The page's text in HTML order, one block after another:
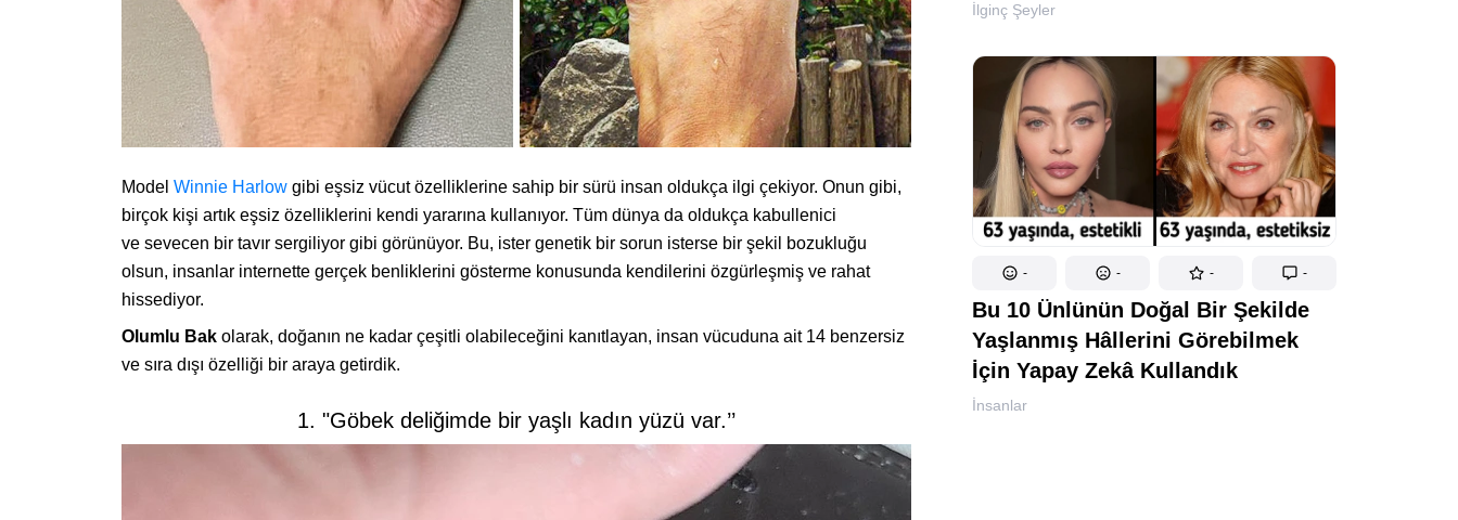
İlginç Şeyler
- - - -
Bu 10 Ünlünün Doğal Bir Şekilde
Yaşlanmış Hâllerini Görebilmek
İçin Yapay Zekâ Kullandık
İnsanlar
Model Winnie Harlow gibi eşsiz vücut özelliklerine sahip bir sürü insan oldukça ilgi çekiyor. Onun gibi,
birçok kişi artık eşsiz özelliklerini kendi yararına kullanıyor. Tüm dünya da oldukça kabullenici
ve sevecen bir tavır sergiliyor gibi görünüyor. Bu, ister genetik bir sorun isterse bir şekil bozukluğu
olsun, insanlar internette gerçek benliklerini gösterme konusunda kendilerini özgürleşmiş ve rahat
hissediyor.
Olumlu Bak olarak, doğanın ne kadar çeşitli olabileceğini kanıtlayan, insan vücuduna ait 14 benzersiz
ve sıra dışı özelliği bir araya getirdik.
1. "Göbek deliğimde bir yaşlı kadın yüzü var.’’